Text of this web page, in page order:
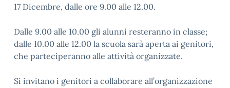
17 Dicembre, dalle ore 9.00 alle 12.00.
Dalle 9.00 alle 10.00 gli alunni resteranno in classe;
dalle 10.00 alle 12.00 la scuola sarà aperta ai genitori,
che parteciperanno alle attività organizzate.
Si invitano i genitori a collaborare all’organizzazione